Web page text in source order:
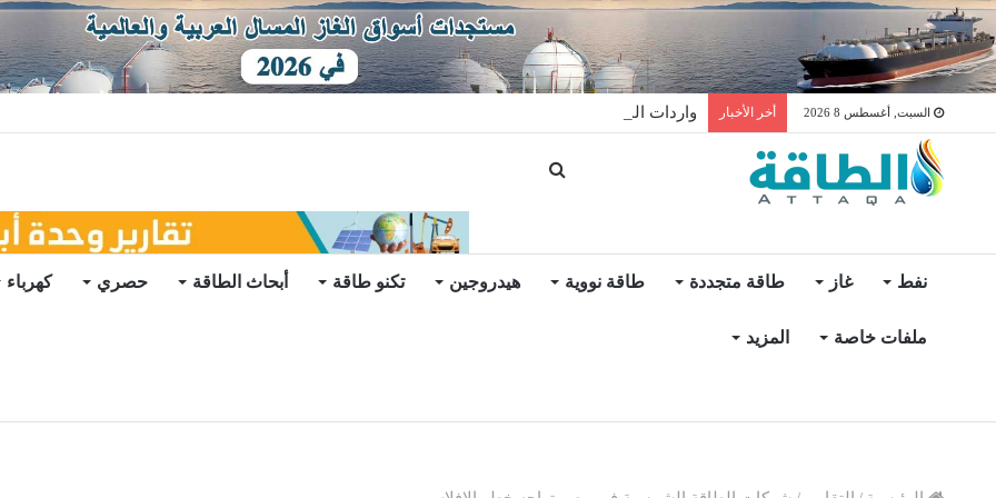
السبت, أغسطس 8 2026 أخر الأخبار واردات المغرب من الغاز ترتفع 15% في شهر يوليو
نفط غاز طاقة متجددة طاقة نووية هيدروجين تكنو طاقة أبحاث الطاقة حصري كهرباء
ملفات خاصة المزيد